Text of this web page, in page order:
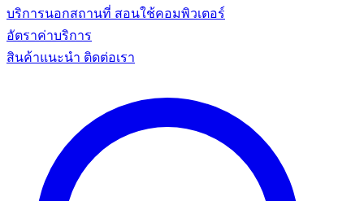
บริการนอกสถานที่ สอนใช้คอมพิวเตอร์
อัตราค่าบริการ
สินค้าแนะนำ ติดต่อเรา